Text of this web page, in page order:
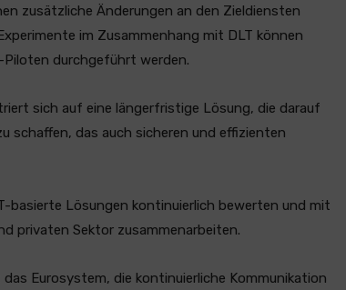
zusätzliche Änderungen an den Zieldiensten
im Zusammenhang mit DLT können
durchgeführt werden.
sich auf eine längerfristige Lösung, die darauf
schaffen, das auch sicheren und effizienten
basierte Lösungen kontinuierlich bewerten und mit
privaten Sektor zusammenarbeiten.
Eurosystem, die kontinuierliche Kommunikation